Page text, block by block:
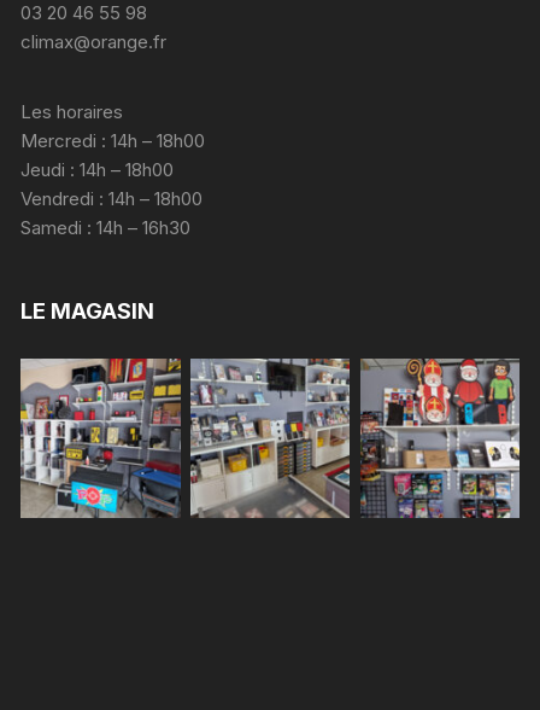
03 20 46 55 98
climax@orange.fr
Les horaires
Mercredi : 14h – 18h00
Jeudi : 14h – 18h00
Vendredi : 14h – 18h00
Samedi : 14h – 16h30
LE MAGASIN